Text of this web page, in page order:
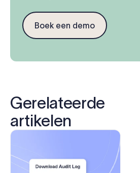
Boek een demo
Gerelateerde
artikelen